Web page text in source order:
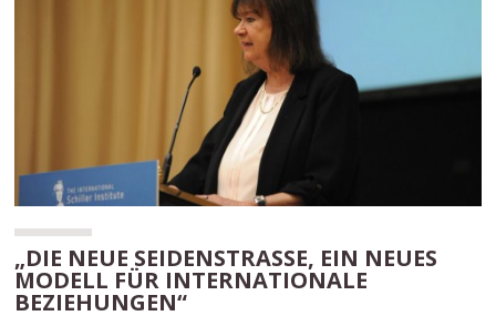
„DIE NEUE SEIDENSTRASSE, EIN NEUES M
ODELL FÜR INTERNATIONALE B
EZIEHUNGEN“